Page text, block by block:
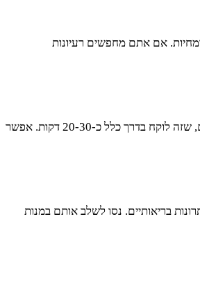
אם אתם מחפשים רעיונות
הכנת פולי מאש ירוקים היא פשוטה וקלה. תחילה, יש להשרות את הפולים במים למשך כמה שעות או לילה שלם. לאחר מכן, יש לבשל אותם במים רותחים עד שהם רכים, שזה לוקח בדרך כלל כ-20-30 דקות. אפשר
בריאותיים. נסו לשלב אותם במנות